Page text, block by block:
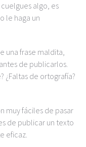
algo, es
le haga un
una frase maldita,
de publicarlos.
¿Faltas de ortografía?
muy fáciles de pasar
de publicar un texto
eficaz.